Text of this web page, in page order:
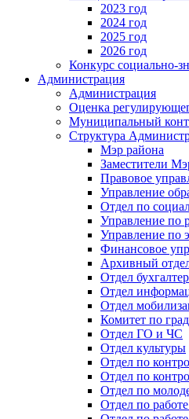
2023 год
2024 год
2025 год
2026 год
Конкурс социально-
Администрация
Администрация
Оценка
Муниципальный
Структура
Мэр района
Заместители
Правовое
Управление
Отдел по
Управление по
Управление по
Финансовое
Архивный
Отдел
Отдел
Отдел
Комитет по
Отдел ГО и ЧС
Отдел культуры
Отдел по
Отдел по
Отдел по
Отдел по